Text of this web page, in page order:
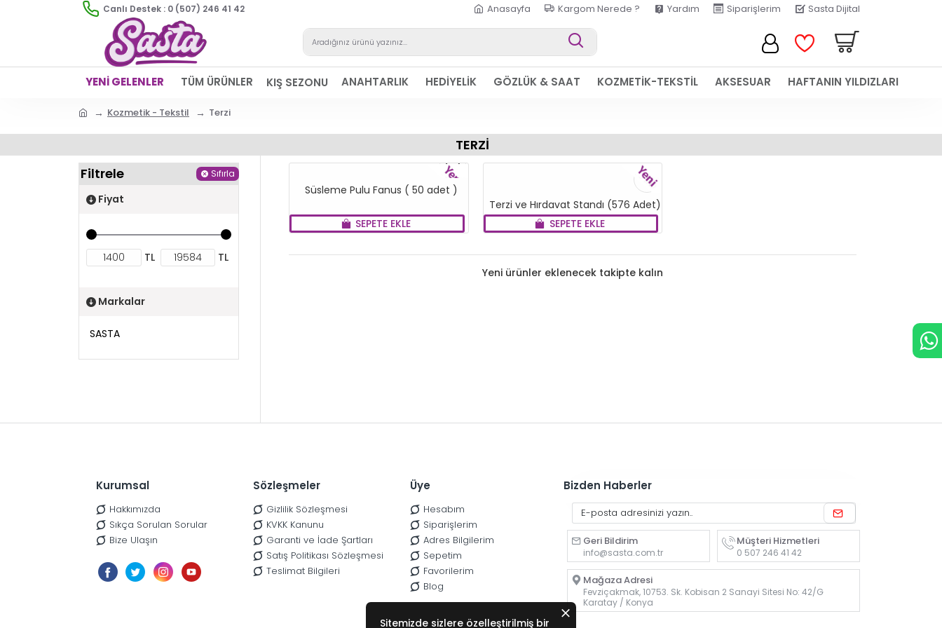
Canlı Destek : 0 (507) 246 41 42 Anasayfa Kargom Nerede ? Yardım Siparişlerim Sasta Dijital
YENİ GELENLER TÜM ÜRÜNLER KIŞ SEZONU ANAHTARLIK HEDİYELİK GÖZLÜK & SAAT KOZMETİK-TEKSTİL AKSESUAR HAFTANIN YILDIZLARI
Kozmetik - Tekstil Terzi
TERZİ
Filtrele
Sıfırla
Fiyat
TL TL
Markalar
SASTA
YENI
Süsleme Pulu Fanus ( 50 adet )
SEPETE EKLE
YENI
Terzi ve Hırdavat Standı (576 Adet)
SEPETE EKLE
Yeni ürünler eklenecek takipte kalın
Kurumsal
Hakkımızda
Sıkça Sorulan Sorular
Bize Ulaşın
Sözleşmeler
Gizlilik Sözleşmesi
KVKK Kanunu
Garanti ve İade Şartları
Satış Politikası Sözleşmesi
Teslimat Bilgileri
Üye
Hesabım
Siparişlerim
Adres Bilgilerim
Sepetim
Favorilerim
Blog
Bizden Haberler
Geri Bildirim
info@sasta.com.tr
Müşteri Hizmetleri
0 507 246 41 42
Mağaza Adresi
Fevziçakmak, 10753. Sk. Kobisan 2 Sanayi Sitesi No: 42/G
Karatay / Konya
Sitemizde sizlere özelleştirilmiş bir